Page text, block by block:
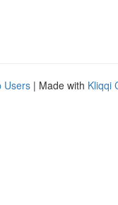
Users | Made with Kliqqi